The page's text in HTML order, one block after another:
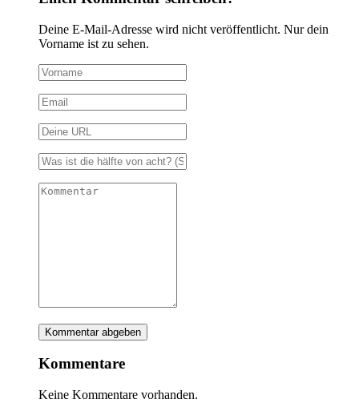
Deine E-Mail-Adresse wird nicht veröffentlicht. Nur dein
Vorname ist zu sehen.
Kommentare
Keine Kommentare vorhanden.